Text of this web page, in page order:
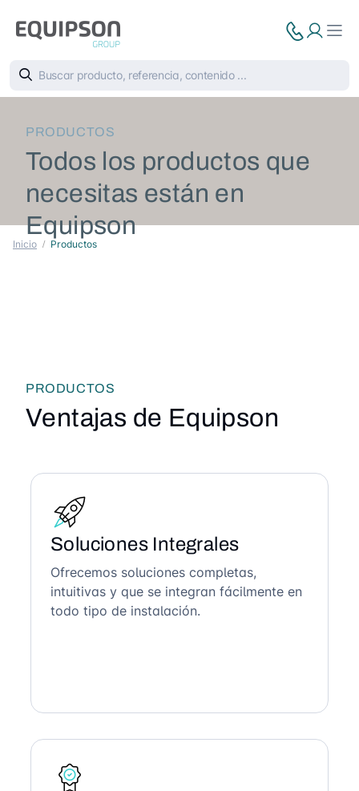
PRODUCTOS
Todos los productos que
necesitas están en
Equipson
Inicio Productos
PRODUCTOS
Ventajas de Equipson
Soluciones Integrales
Ofrecemos soluciones completas,
intuitivas y que se integran fácilmente en
todo tipo de instalación.